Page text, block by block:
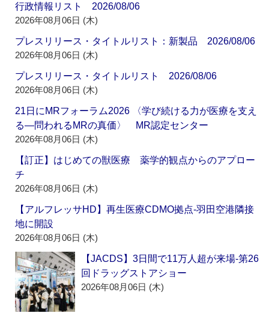
行政情報リスト 2026/08/06
2026年08月06日 (木)
プレスリリース・タイトルリスト：新製品 2026/08/06
2026年08月06日 (木)
プレスリリース・タイトルリスト 2026/08/06
2026年08月06日 (木)
21日にMRフォーラム2026 〈学び続ける力が医療を支え
る―問われるMRの真価〉 MR認定センター
2026年08月06日 (木)
【訂正】はじめての獣医療 薬学的観点からのアプロー
チ
2026年08月06日 (木)
【アルフレッサHD】再生医療CDMO拠点‐羽田空港隣接
地に開設
2026年08月06日 (木)
【JACDS】3日間で11万人超が来場‐第26
回ドラッグストアショー
2026年08月06日 (木)